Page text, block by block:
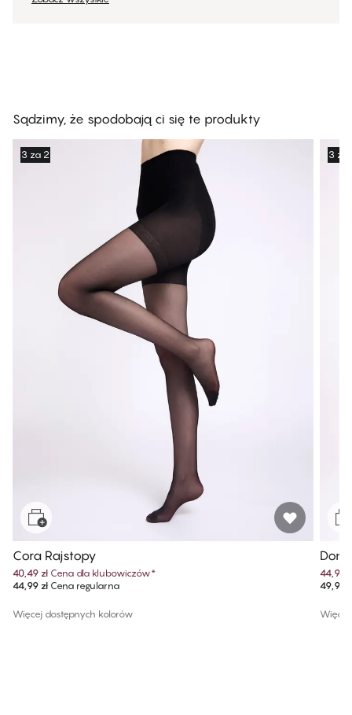
Sądzimy, że spodobają ci się te produkty
3 za 2
Cora Rajstopy
40,49 zł Cena dla klubowiczów*
44,99 złCena regularna
Więcej dostępnych kolorów
3 za
44,99
49,99